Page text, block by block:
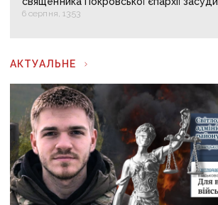
6 серпня, 13:53
АКТУАЛЬНЕ